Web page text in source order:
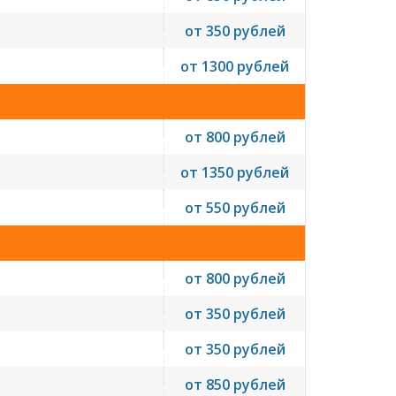
от 350 рублей
от 1300 рублей
от 800 рублей
от 1350 рублей
от 550 рублей
от 800 рублей
от 350 рублей
от 350 рублей
от 850 рублей